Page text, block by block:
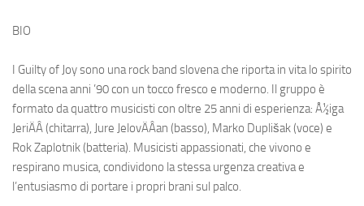
BIO
I Guilty of Joy sono una rock band slovena che riporta in vita lo spirito
della scena anni ’90 con un tocco fresco e moderno. Il gruppo è
formato da quattro musicisti con oltre 25 anni di esperienza: Å½iga
JeriÄÂ (chitarra), Jure JelovÄÂan (basso), Marko Duplišak (voce) e
Rok Zaplotnik (batteria). Musicisti appassionati, che vivono e
respirano musica, condividono la stessa urgenza creativa e
l’entusiasmo di portare i propri brani sul palco.